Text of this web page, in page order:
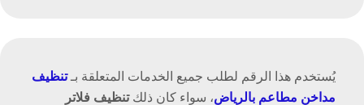
يُستخدم هذا الرقم لطلب جميع الخدمات المتعلقة بـتنظيف
مداخن مطاعم بالرياض، سواء كان ذلكتنظيف فلاتر